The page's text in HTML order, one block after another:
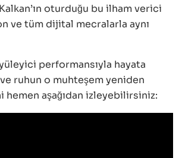
oturduğu bu ilham verici
ve tüm dijital mecralarla aynı
performansıyla hayata
ruhun o muhteşem yeniden
hemen aşağıdan izleyebilirsiniz: